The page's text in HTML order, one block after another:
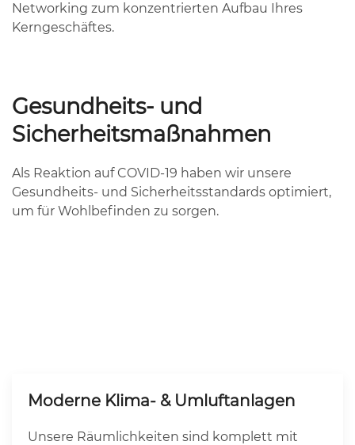
Networking zum konzentrierten Aufbau Ihres
Kerngeschäftes.
Gesundheits- und
Sicherheitsmaßnahmen
Als Reaktion auf COVID-19 haben wir unsere
Gesundheits- und Sicherheitsstandards optimiert,
um für Wohlbefinden zu sorgen.
Moderne Klima- & Umluftanlagen
Unsere Räumlichkeiten sind komplett mit